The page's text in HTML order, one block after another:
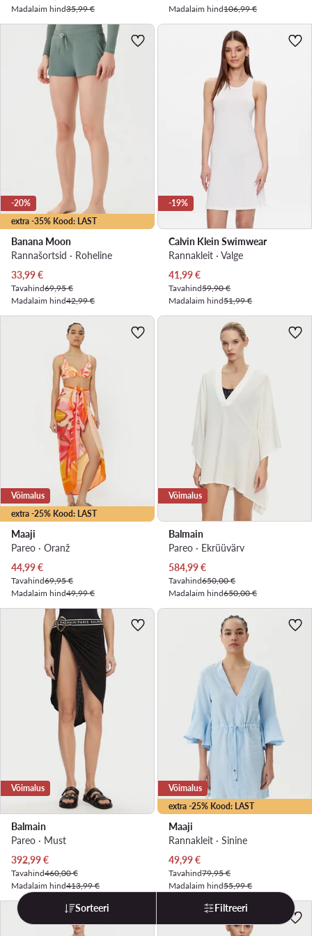
Madalaim hind35,99 €
Madalaim hind106,99 €
extra -35% Kood: LAST
-20%
Banana Moon
Rannašortsid · Roheline
Praegune hind
33,99€
Tavahind69,95 €
Madalaim hind42,99 €
-19%
Calvin Klein Swimwear
Rannakleit · Valge
Praegune hind
41,99€
Tavahind59,90 €
Madalaim hind51,99 €
extra -25% Kood: LAST
Võimalus
Maaji
Pareo · Oranž
Praegune hind
44,99€
Tavahind69,95 €
Madalaim hind49,99 €
Võimalus
Balmain
Pareo · Ekrüüvärv
Praegune hind
584,99€
Tavahind650,00 €
Madalaim hind650,00 €
Võimalus
Balmain
Pareo · Must
Praegune hind
392,99€
Tavahind460,00 €
Madalaim hind413,99 €
extra -25% Kood: LAST
Võimalus
Maaji
Rannakleit · Sinine
Praegune hind
49,99€
Tavahind79,95 €
Madalaim hind55,99 €
Sorteeri Filtreeri